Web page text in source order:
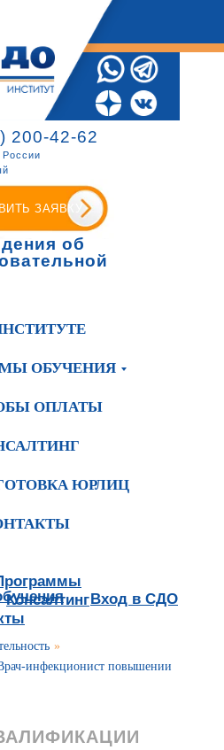
200-42-62
России
ЗАЯВКУ
об
ОБУЧЕНИЯ
ОПЛАТЫ
ЮРЛИЦ
КонсалтингВход в СДО
»
инфекционист повышении